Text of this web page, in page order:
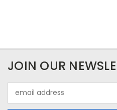
JOIN OUR
Address